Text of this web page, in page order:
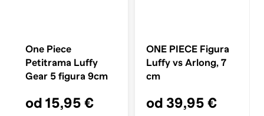
One Piece
Petitrama Luffy
Gear 5 figura 9cm
od 15,95 €
ONE PIECE Figura
Luffy vs Arlong, 7
cm
od 39,95 €